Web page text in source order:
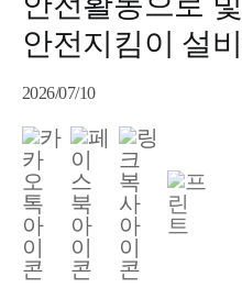
CULTURE
안전지킴이 설
2026/07/10